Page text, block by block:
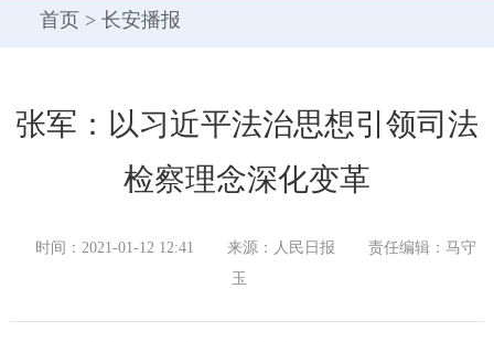
首页 > 长安播报
张军：以习近平法治思想引领司法
检察理念深化变革
时间：2021-01-12 12:41 来源：人民日报
责任编辑：马守
玉